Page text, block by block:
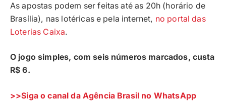
As apostas podem ser feitas até as 20h (horário de
Brasília), nas lotéricas e pela internet, no portal das
Loterias Caixa.
O jogo simples, com seis números marcados, custa
R$ 6.
>>Siga o canal da Agência Brasil no WhatsApp